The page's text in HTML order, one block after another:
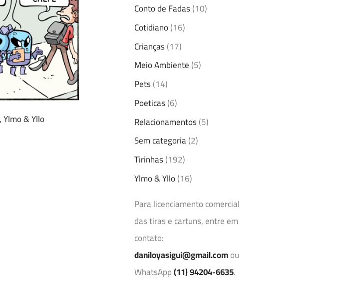
,Ylmo & Yllo
Conto de Fadas(10)
Cotidiano(16)
Crianças(17)
Meio Ambiente(5)
Pets(14)
Poeticas(6)
Relacionamentos(5)
Sem categoria(2)
Tirinhas(192)
Ylmo & Yllo(16)
Para licenciamento comercial
das tiras e cartuns, entre em
contato:
daniloyasigui@gmail.comou
WhatsApp(11) 94204-6635.